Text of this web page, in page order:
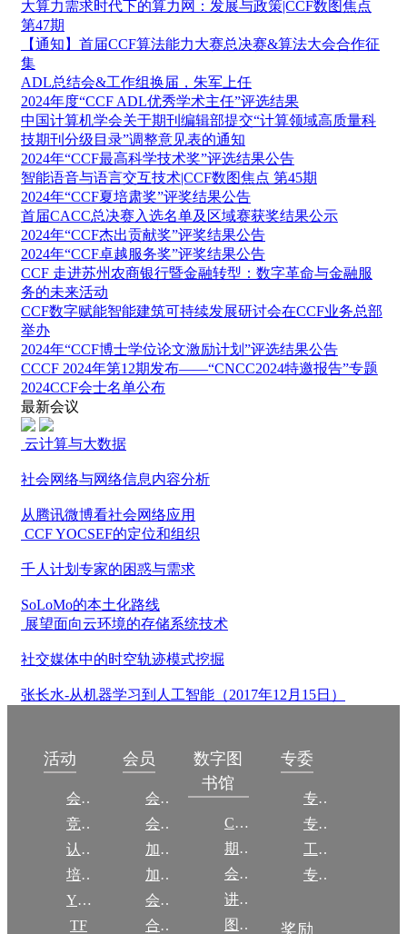
大算力需求时代下的算力网：发展与政策|CCF数图焦点
第47期
【通知】首届CCF算法能力大赛总决赛&算法大会合作征
集
ADL总结会&工作组换届，朱军上任
2024年度“CCF ADL优秀学术主任”评选结果
中国计算机学会关于期刊编辑部提交“计算领域高质量科
技期刊分级目录”调整意见表的通知
2024年“CCF最高科学技术奖”评选结果公告
智能语音与语言交互技术|CCF数图焦点 第45期
2024年“CCF夏培肃奖”评奖结果公告
首届CACC总决赛入选名单及区域赛获奖结果公示
2024年“CCF杰出贡献奖”评奖结果公告
2024年“CCF卓越服务奖”评奖结果公告
CCF 走进苏州农商银行暨金融转型：数字革命与金融服
务的未来活动
CCF数字赋能智能建筑可持续发展研讨会在CCF业务总部
举办
2024年“CCF博士学位论文激励计划”评选结果公告
CCCF 2024年第12期发布——“CNCC2024特邀报告”专题
2024CCF会士名单公布
最新会议
云计算与大数据
社会网络与网络信息内容分析
从腾讯微博看社会网络应用
CCF YOCSEF的定位和组织
千人计划专家的困惑与需求
SoLoMo的本土化路线
展望面向云环境的存储系统技术
社交媒体中的时空轨迹模式挖掘
张长水-从机器学习到人工智能（2017年12月15日）
活动
会议
竞赛
认证
培训
YOCSEF
TF
会员
会员简介
会员权益
加入CCF
加入CCF
会员交费
合作伙伴
数字图
书馆
CCCF
期刊
会议
讲稿
图集
专委
专委简介
专委条例
工作问答
专委名单
奖励